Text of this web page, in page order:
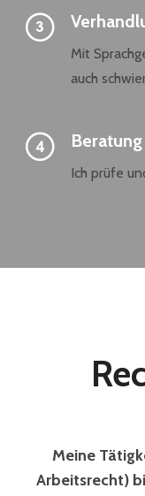
Mit
auch
Ich prüfe
Meine
Arbeitsrecht)